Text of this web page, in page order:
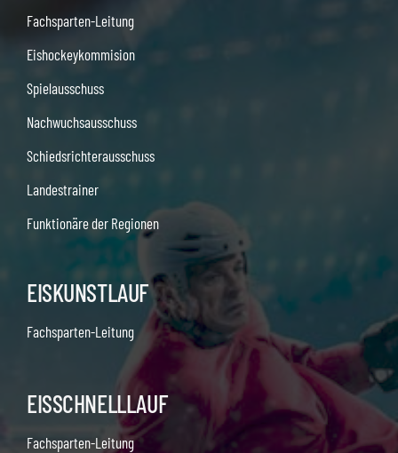
Fachsparten-Leitung
Eishockeykommision
Spielausschuss
Nachwuchsausschuss
Schiedsrichterausschuss
Landestrainer
Funktionäre der Regionen
EISKUNSTLAUF
Fachsparten-Leitung
EISSCHNELLLAUF
Fachsparten-Leitung